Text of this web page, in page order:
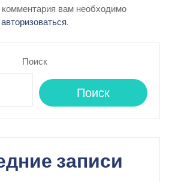
вам необходимо
авторизоваться.
Поиск
Поиск
записи